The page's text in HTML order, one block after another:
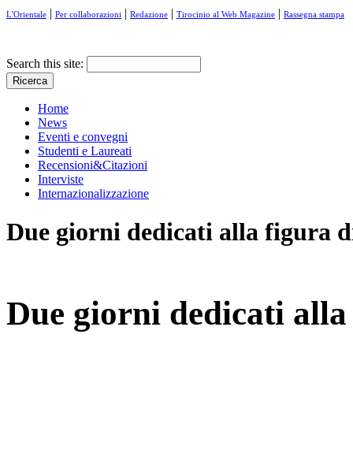
L'Orientale | Per collaborazioni | Redazione | Tirocinio al Web Magazine | Rassegna stampa
Search this site:
Home
News
Eventi e convegni
Studenti e Laureati
Recensioni&Citazioni
Interviste
Internazionalizzazione
Due giorni dedicati alla figura
Due giorni dedicati